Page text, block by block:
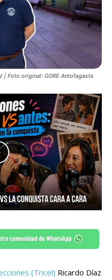
| Foto original: GORE Antofagasta
(Tricel) Ricardo Díaz